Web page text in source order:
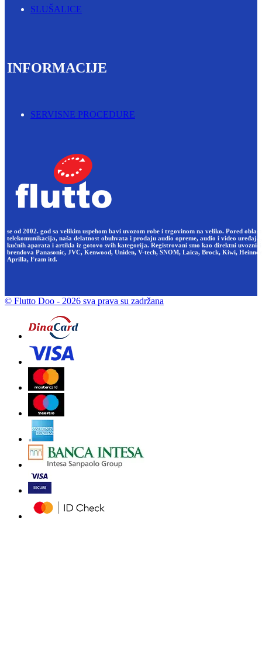
SLUŠALICE
INFORMACIJE
SERVISNE PROCEDURE
se od 2002. god sa velikim uspehom bavi uvozom robe i trgovinom na veliko. Pored
telekomunikacija, naša delatnost obuhvata i prodaju audio opreme, audio i video uređaja,
kućnih aparata i artikla iz gotovo svih kategorija. Registrovani smo kao direktni uvoznici
brendova Panasonic, JVC, Kenwood, Uniden, V-tech, SNOM, Laica, Brock, Kiwi,
Aprilla, Fram itd.
© Flutto Doo - 2026 sva prava su zadržana